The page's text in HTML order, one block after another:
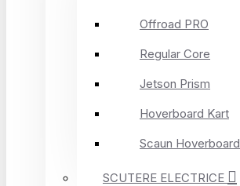
Offroad PRO
Regular Core
Jetson Prism
Hoverboard Kart
Scaun Hoverboard
SCUTERE ELECTRICE